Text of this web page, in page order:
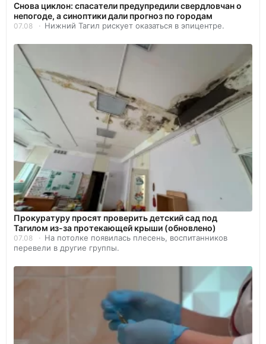
Снова циклон: спасатели предупредили свердловчан о
непогоде, а синоптики дали прогноз по городам
07.08 Нижний Тагил рискует оказаться в эпицентре.
Прокуратуру просят проверить детский сад под
Тагилом из-за протекающей крыши (обновлено)
07.08
На потолке появилась плесень, воспитанников
перевели в другие группы.